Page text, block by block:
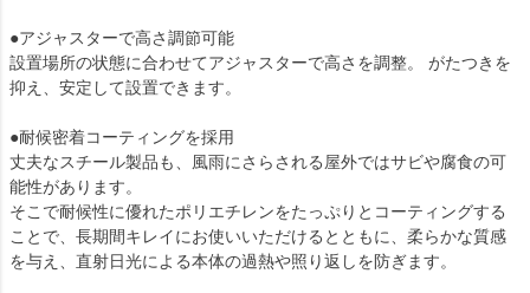
●アジャスターで高さ調節可能
設置場所の状態に合わせてアジャスターで高さを調整。 がたつきを
抑え、安定して設置できます。
●耐候密着コーティングを採用
丈夫なスチール製品も、風雨にさらされる屋外ではサビや腐食の可
能性があります。
そこで耐候性に優れたポリエチレンをたっぷりとコーティングする
ことで、長期間キレイにお使いいただけるとともに、柔らかな質感
を与え、直射日光による本体の過熱や照り返しを防ぎます。